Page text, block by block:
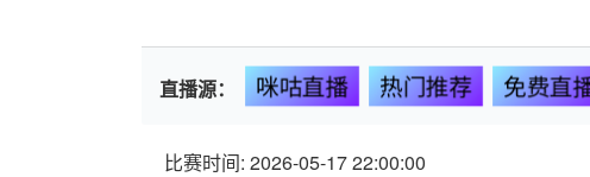
直播源： 咪咕直播 热门推荐 免费直
比赛时间: 2026-05-17 22:00:00